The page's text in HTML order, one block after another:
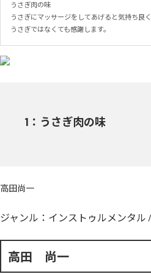
うさぎ肉の味
うさぎにマッサージをしてあげると気持ち良
うさぎではなくても感謝します。
1 ： うさぎ肉の味
高田尚一
ジャンル： インストゥルメンタル /
高田 尚一